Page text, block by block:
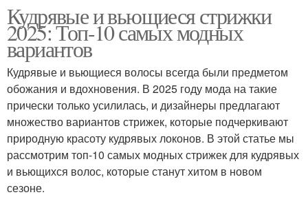
Кудрявые и вьющиеся стрижки
2025: Топ-10 самых модных
вариантов
Кудрявые и вьющиеся волосы всегда были предметом
обожания и вдохновения. В 2025 году мода на такие
прически только усилилась, и дизайнеры предлагают
множество вариантов стрижек, которые подчеркивают
природную красоту кудрявых локонов. В этой статье мы
рассмотрим топ-10 самых модных стрижек для кудрявых
и вьющихся волос, которые станут хитом в новом
сезоне.